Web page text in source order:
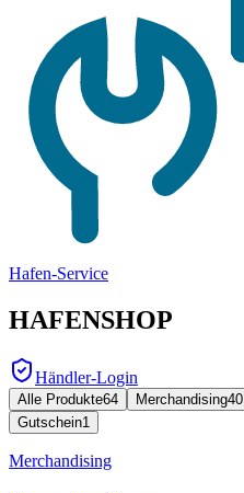
Hafen-Service
HAFENSHOP
Händler-Login
Alle Produkte64 Merchandising40
Gutschein1
Merchandising